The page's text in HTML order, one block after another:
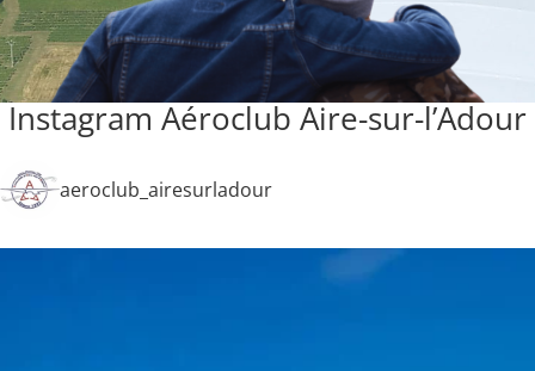
Instagram Aéroclub Aire-sur-l’Adour
aeroclub_airesurladour